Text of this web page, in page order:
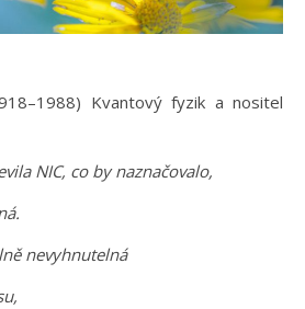
Kvantový fyzik a nositel
NIC, co by naznačovalo,
nevyhnutelná